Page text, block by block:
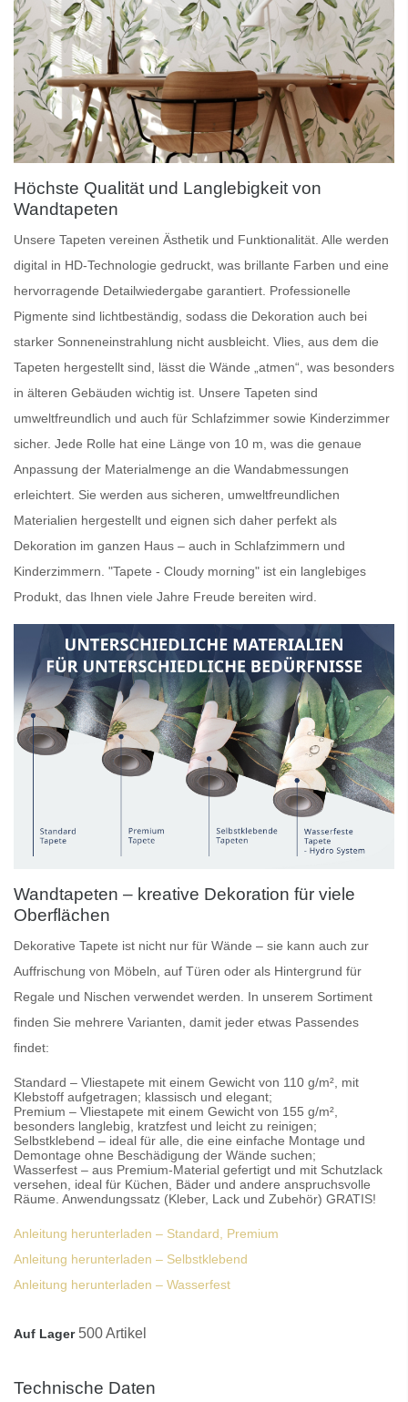
Höchste Qualität und Langlebigkeit von
Wandtapeten
Unsere Tapeten vereinen Ästhetik und Funktionalität. Alle werden
digital in HD-Technologie gedruckt, was brillante Farben und eine
hervorragende Detailwiedergabe garantiert. Professionelle
Pigmente sind lichtbeständig, sodass die Dekoration auch bei
starker Sonneneinstrahlung nicht ausbleicht. Vlies, aus dem die
Tapeten hergestellt sind, lässt die Wände „atmen“, was besonders
in älteren Gebäuden wichtig ist. Unsere Tapeten sind
umweltfreundlich und auch für Schlafzimmer sowie Kinderzimmer
sicher. Jede Rolle hat eine Länge von 10 m, was die genaue
Anpassung der Materialmenge an die Wandabmessungen
erleichtert. Sie werden aus sicheren, umweltfreundlichen
Materialien hergestellt und eignen sich daher perfekt als
Dekoration im ganzen Haus – auch in Schlafzimmern und
Kinderzimmern. "Tapete - Cloudy morning" ist ein langlebiges
Produkt, das Ihnen viele Jahre Freude bereiten wird.
Wandtapeten – kreative Dekoration für viele
Oberflächen
Dekorative Tapete ist nicht nur für Wände – sie kann auch zur
Auffrischung von Möbeln, auf Türen oder als Hintergrund für
Regale und Nischen verwendet werden. In unserem Sortiment
finden Sie mehrere Varianten, damit jeder etwas Passendes
findet:
Standard – Vliestapete mit einem Gewicht von 110 g/m², mit
Klebstoff aufgetragen; klassisch und elegant;
Premium – Vliestapete mit einem Gewicht von 155 g/m²,
besonders langlebig, kratzfest und leicht zu reinigen;
Selbstklebend – ideal für alle, die eine einfache Montage und
Demontage ohne Beschädigung der Wände suchen;
Wasserfest – aus Premium-Material gefertigt und mit Schutzlack
versehen, ideal für Küchen, Bäder und andere anspruchsvolle
Räume. Anwendungssatz (Kleber, Lack und Zubehör) GRATIS!
Anleitung herunterladen – Standard, Premium
Anleitung herunterladen – Selbstklebend
Anleitung herunterladen – Wasserfest
Auf Lager 500 Artikel
Technische Daten